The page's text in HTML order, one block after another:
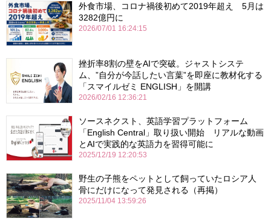
外食市場、コロナ禍後初めて2019年超え 5月は
3282億円に
2026/07/01 16:24:15
挫折率8割の壁をAIで突破。ジャストシステ
ム、”自分が今話したい言葉”を即座に教材化する
「スマイルゼミ ENGLISH」を開講
2026/02/16 12:36:21
ソースネクスト、英語学習プラットフォーム
「English Central」取り扱い開始 リアルな動画
とAIで実践的な英語力を習得可能に
2025/12/19 12:20:53
野生の子熊をペットとして飼っていたロシア人
骨にだけになって発見される（再掲）
2025/11/04 13:59:26